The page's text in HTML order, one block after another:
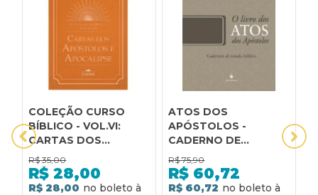
COLEÇÃO CURSO
BÍBLICO - VOL.VI:
CARTAS DOS
APÓSTOLOS E
APOCALIPSE
R$ 35,00
R$ 28,00
R$ 28,00
ATOS DOS
APÓSTOLOS -
CADERNO DE
ESTUDO BÍBLICO
R$ 75,90
R$ 60,72
R$ 60,72